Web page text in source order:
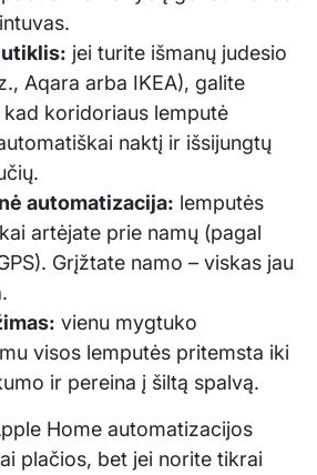
jei turite išmanų judesio
Aqara arba IKEA), galite
koridoriaus lemputė
naktį ir išsijungtų
automatizacija: lemputės
artėjate prie namų (pagal
Grįžtate namo – viskas jau
vienu mygtuko
visos lemputės pritemsta iki
ir pereina į šiltą spalvą.
Home automatizacijos
plačios, bet jei norite tikrai